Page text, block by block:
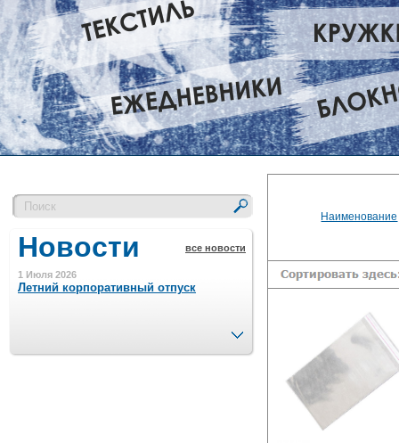
Новости все новости
1 Июля 2026
Летний корпоративный отпуск
Минимальная сумма заказа 5000 р.
Наименование